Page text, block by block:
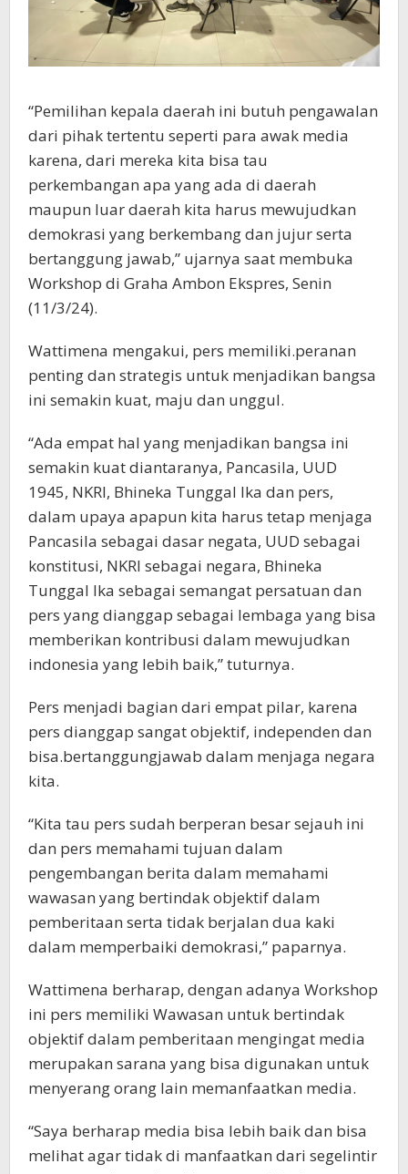
“Pemilihan kepala daerah ini butuh pengawalan
dari pihak tertentu seperti para awak media
karena, dari mereka kita bisa tau
perkembangan apa yang ada di daerah
maupun luar daerah kita harus mewujudkan
demokrasi yang berkembang dan jujur serta
bertanggung jawab,” ujarnya saat membuka
Workshop di Graha Ambon Ekspres, Senin
(11/3/24).
Wattimena mengakui, pers memiliki.peranan
penting dan strategis untuk menjadikan bangsa
ini semakin kuat, maju dan unggul.
“Ada empat hal yang menjadikan bangsa ini
semakin kuat diantaranya, Pancasila, UUD
1945, NKRI, Bhineka Tunggal Ika dan pers,
dalam upaya apapun kita harus tetap menjaga
Pancasila sebagai dasar negata, UUD sebagai
konstitusi, NKRI sebagai negara, Bhineka
Tunggal Ika sebagai semangat persatuan dan
pers yang dianggap sebagai lembaga yang bisa
memberikan kontribusi dalam mewujudkan
indonesia yang lebih baik,” tuturnya.
Pers menjadi bagian dari empat pilar, karena
pers dianggap sangat objektif, independen dan
bisa.bertanggungjawab dalam menjaga negara
kita.
“Kita tau pers sudah berperan besar sejauh ini
dan pers memahami tujuan dalam
pengembangan berita dalam memahami
wawasan yang bertindak objektif dalam
pemberitaan serta tidak berjalan dua kaki
dalam memperbaiki demokrasi,” paparnya.
Wattimena berharap, dengan adanya Workshop
ini pers memiliki Wawasan untuk bertindak
objektif dalam pemberitaan mengingat media
merupakan sarana yang bisa digunakan untuk
menyerang orang lain memanfaatkan media.
“Saya berharap media bisa lebih baik dan bisa
melihat agar tidak di manfaatkan dari segelintir